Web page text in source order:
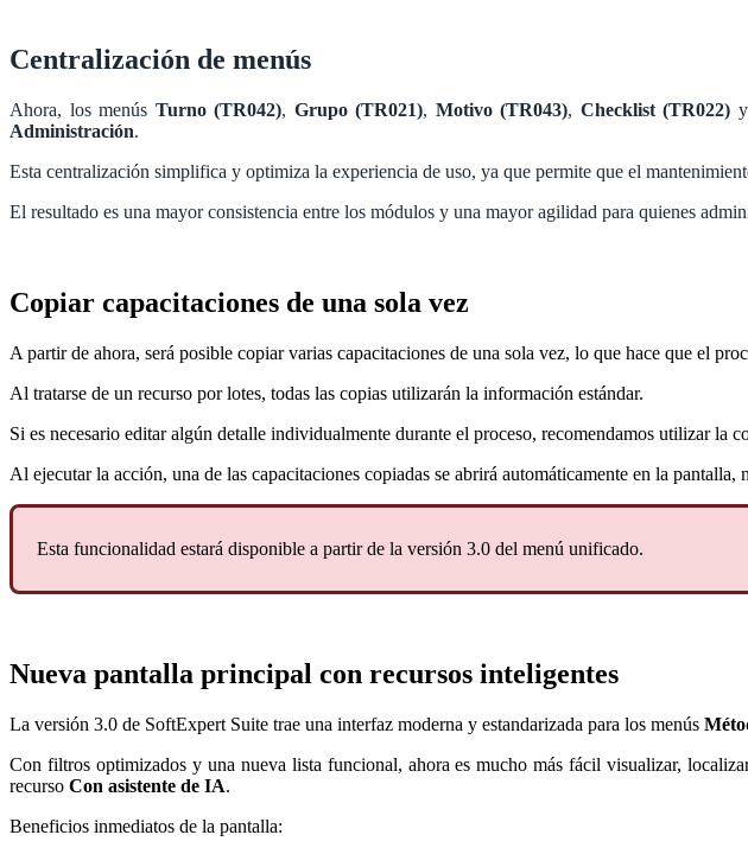
Centralización de menús
Ahora, los menús Turno (TR042), Grupo (TR021), Motivo (TR043), Checklist (TR022) y
Administración.
Esta centralización simplifica y optimiza la experiencia de uso, ya que permite que el
El resultado es una mayor consistencia entre los módulos y una mayor agilidad para quienes
Copiar capacitaciones de una sola vez
A partir de ahora, será posible copiar varias capacitaciones de una sola vez, lo que hace que el
Al tratarse de un recurso por lotes, todas las copias utilizarán la información estándar.
Si es necesario editar algún detalle individualmente durante el proceso, recomendamos utilizar la
Al ejecutar la acción, una de las capacitaciones copiadas se abrirá automáticamente en la
Esta funcionalidad estará disponible a partir de la versión 3.0 del menú unificado.
Nueva pantalla principal con recursos inteligentes
La versión 3.0 de SoftExpert Suite trae una interfaz moderna y estandarizada para los menús
Con filtros optimizados y una nueva lista funcional, ahora es mucho más fácil visualizar,
recurso Con asistente de IA.
Beneficios inmediatos de la pantalla: